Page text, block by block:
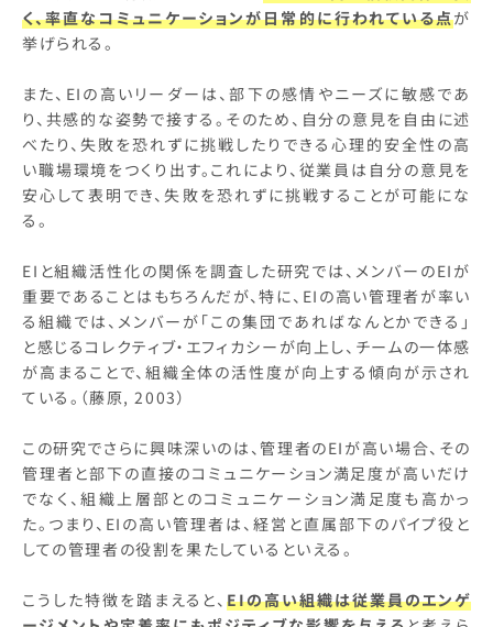
く、率直なコミュニケーションが日常的に行われている点が
挙げられる。
また、EIの高いリーダーは、部下の感情やニーズに敏感であ
り、共感的な姿勢で接する。そのため、自分の意見を自由に述
べたり、失敗を恐れずに挑戦したりできる心理的安全性の高
い職場環境をつくり出す。これにより、従業員は自分の意見を
安心して表明でき、失敗を恐れずに挑戦することが可能にな
る。
EIと組織活性化の関係を調査した研究では、メンバーのEIが
重要であることはもちろんだが、特に、EIの高い管理者が率い
る組織では、メンバーが「この集団であればなんとかできる」
と感じるコレクティブ・エフィカシーが向上し、チームの一体感
が高まることで、組織全体の活性度が向上する傾向が示され
ている。（藤原, 2003）
この研究でさらに興味深いのは、管理者のEIが高い場合、その
管理者と部下の直接のコミュニケーション満足度が高いだけ
でなく、組織上層部とのコミュニケーション満足度も高かっ
た。つまり、EIの高い管理者は、経営と直属部下のパイプ役と
しての管理者の役割を果たしているといえる。
こうした特徴を踏まえると、EIの高い組織は従業員のエンゲ